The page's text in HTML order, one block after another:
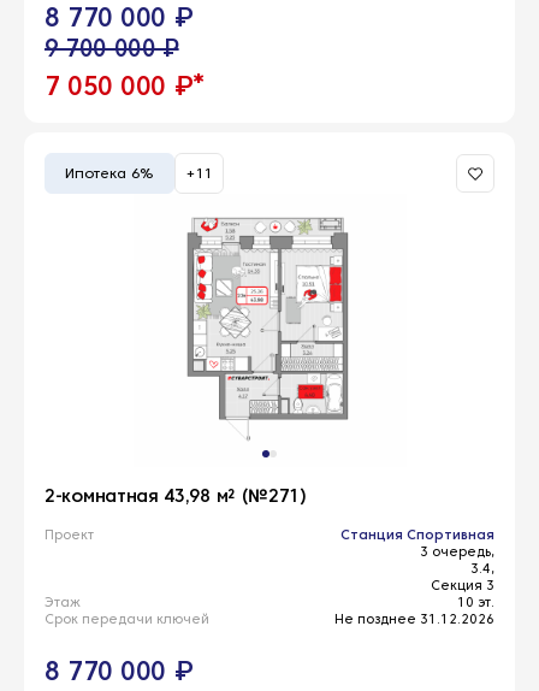
8 770 000 ₽
9 700 000 ₽
7 050 000 ₽*
Ипотека 6% +11
2-комнатная 43,98 м² (№271)
Проект
Станция Спортивная
3 очередь,
3.4,
Секция 3
Этаж
10 эт.
Срок передачи ключей
Не позднее 31.12.2026
8 770 000 ₽